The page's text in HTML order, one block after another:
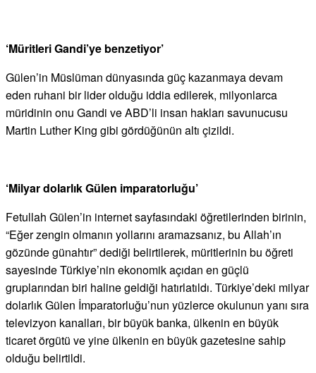
‘Müritleri Gandi’ye benzetiyor’
Gülen’in Müslüman dünyasında güç kazanmaya devam
eden ruhani bir lider olduğu iddia edilerek, milyonlarca
müridinin onu Gandi ve ABD’li insan hakları savunucusu
Martin Luther King gibi gördüğünün altı çizildi.
‘Milyar dolarlık Gülen imparatorluğu’
Fetullah Gülen’in internet sayfasındaki öğretilerinden birinin,
“Eğer zengin olmanın yollarını aramazsanız, bu Allah’ın
gözünde günahtır” dediği belirtilerek, müritlerinin bu öğreti
sayesinde Türkiye’nin ekonomik açıdan en güçlü
gruplarından biri haline geldiği hatırlatıldı. Türkiye’deki milyar
dolarlık Gülen İmparatorluğu’nun yüzlerce okulunun yanı sıra
televizyon kanalları, bir büyük banka, ülkenin en büyük
ticaret örgütü ve yine ülkenin en büyük gazetesine sahip
olduğu belirtildi.